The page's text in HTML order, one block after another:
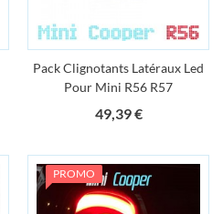
Pack Clignotants Latéraux Led
Pour Mini R56 R57
49,39 €Prix
PROMO